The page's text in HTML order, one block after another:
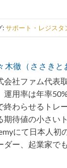
:サポート・レジスタ
木徹（ささきと
会社ファム代表
運用率は年率
終わらせるトレ
期待値の小さい
にて日本人初
ダー、起業家で